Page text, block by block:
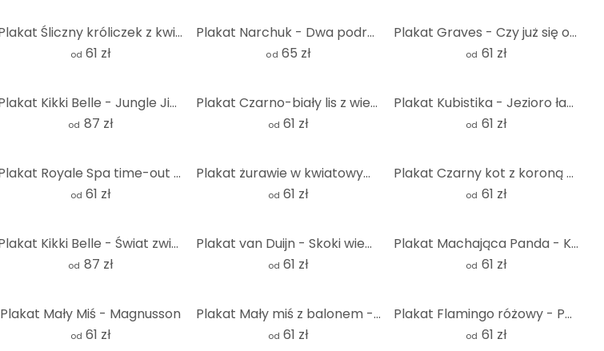
Plakat Śliczny króliczek z kwiatami rumianku - Korenkova
od 61 zł
Plakat Narchuk - Dwa podróżujące żółwie
od 65 zł
Plakat Graves - Czy już się obudziłeś?
od 61 zł
Plakat Kikki Belle - Jungle Jive - Round
od 87 zł
Plakat Czarno-biały lis z wieńcem kwiatów - Korenkova
od 61 zł
Plakat Kubistika - Jezioro łabędzie w pełni księżyca
od 61 zł
Plakat Royale Spa time-out z lampartem - Rahner
od 61 zł
Plakat żurawie w kwiatowym krajobrazie - Bloomery Decor
od 61 zł
Plakat Czarny kot z koroną - Korenkova
od 61 zł
Plakat Kikki Belle - Świat zwierząt
od 87 zł
Plakat van Duijn - Skoki wiewiórki
od 61 zł
Plakat Machająca Panda - Korenkova
od 61 zł
Plakat Mały Miś - Magnusson
od 61 zł
Plakat Mały miś z balonem - Magnusson
od 61 zł
Plakat Flamingo różowy - Pozdniakov - Flaminciaga
od 61 zł